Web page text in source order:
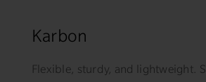
Karbon
Flexible, sturdy, and lightweight.